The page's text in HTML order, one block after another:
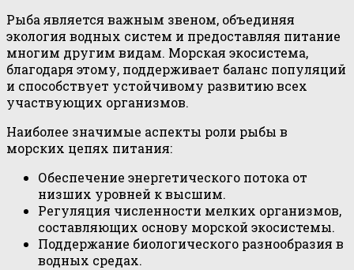
Рыба является важным звеном, объединяя
экология водных систем и предоставляя питание
многим другим видам. Морская экосистема,
благодаря этому, поддерживает баланс популяций
и способствует устойчивому развитию всех
участвующих организмов.
Наиболее значимые аспекты роли рыбы в
морских цепях питания:
Обеспечение энергетического потока от
низших уровней к высшим.
Регуляция численности мелких организмов,
составляющих основу морской экосистемы.
Поддержание биологического разнообразия в
водных средах.